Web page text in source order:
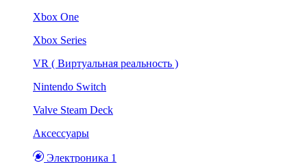
Xbox One
Xbox Series
VR ( Виртуальная реальность )
Nintendo Switch
Valve Steam Deck
Аксессуары
Электроника 1